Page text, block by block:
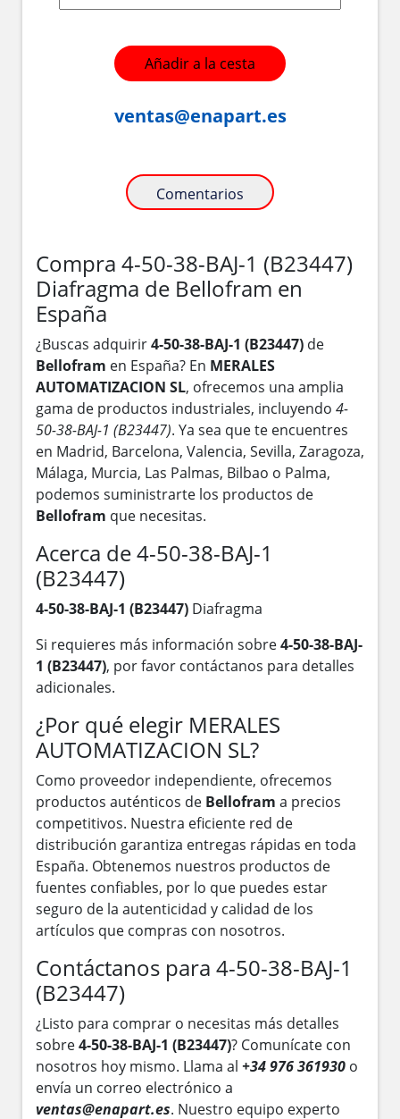
Añadir a la cesta
ventas@enapart.es
Comentarios
Compra 4-50-38-BAJ-1 (B23447)
Diafragma de Bellofram en
España
¿Buscas adquirir4-50-38-BAJ-1 (B23447) de
Bellofram en España? En MERALES
AUTOMATIZACION SL, ofrecemos una amplia
gama de productos industriales, incluyendo 4-
50-38-BAJ-1 (B23447). Ya sea que te encuentres
en Madrid, Barcelona, Valencia, Sevilla, Zaragoza,
Málaga, Murcia, Las Palmas, Bilbao o Palma,
podemos suministrarte los productos de
Bellofram que necesitas.
Acerca de 4-50-38-BAJ-1
(B23447)
4-50-38-BAJ-1 (B23447) Diafragma
Si requieres más información sobre4-50-38-BAJ-
1 (B23447), por favor contáctanos para detalles
adicionales.
¿Por qué elegir MERALES
AUTOMATIZACION SL?
Como proveedor independiente, ofrecemos
productos auténticos de Bellofram a precios
competitivos. Nuestra eficiente red de
distribución garantiza entregas rápidas en toda
España. Obtenemos nuestros productos de
fuentes confiables, por lo que puedes estar
seguro de la autenticidad y calidad de los
artículos que compras con nosotros.
Contáctanos para 4-50-38-BAJ-1
(B23447)
¿Listo para comprar o necesitas más detalles
sobre4-50-38-BAJ-1 (B23447)? Comunícate con
nosotros hoy mismo. Llama al +34 976 361930 o
envía un correo electrónico a
ventas@enapart.es. Nuestro equipo experto